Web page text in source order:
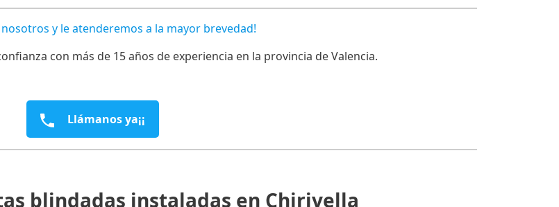
nosotros y le atenderemos a la mayor brevedad!
con más de 15 años de experiencia en la provincia de Valencia.
Llámanos ya¡¡
blindadas instaladas en Chirivella